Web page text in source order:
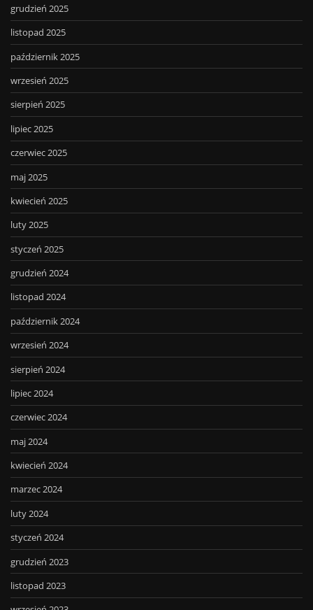
grudzień 2025
listopad 2025
październik 2025
wrzesień 2025
sierpień 2025
lipiec 2025
czerwiec 2025
maj 2025
kwiecień 2025
luty 2025
styczeń 2025
grudzień 2024
listopad 2024
październik 2024
wrzesień 2024
sierpień 2024
lipiec 2024
czerwiec 2024
maj 2024
kwiecień 2024
marzec 2024
luty 2024
styczeń 2024
grudzień 2023
listopad 2023